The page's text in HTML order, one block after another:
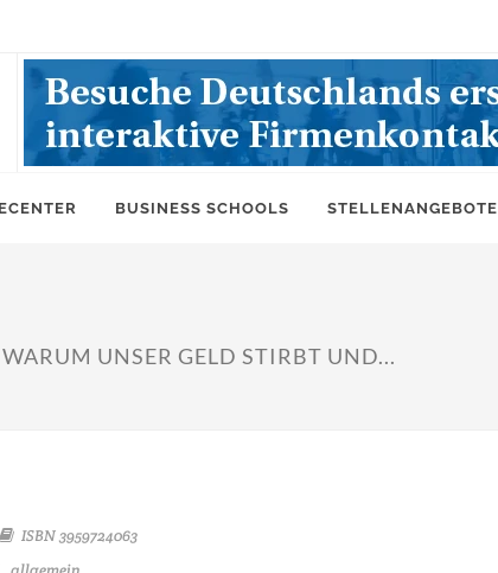
BUSINESS SCHOOLS STELLENANGEBOTE
UNSER GELD STIRBT UND...
ISBN 3959724063